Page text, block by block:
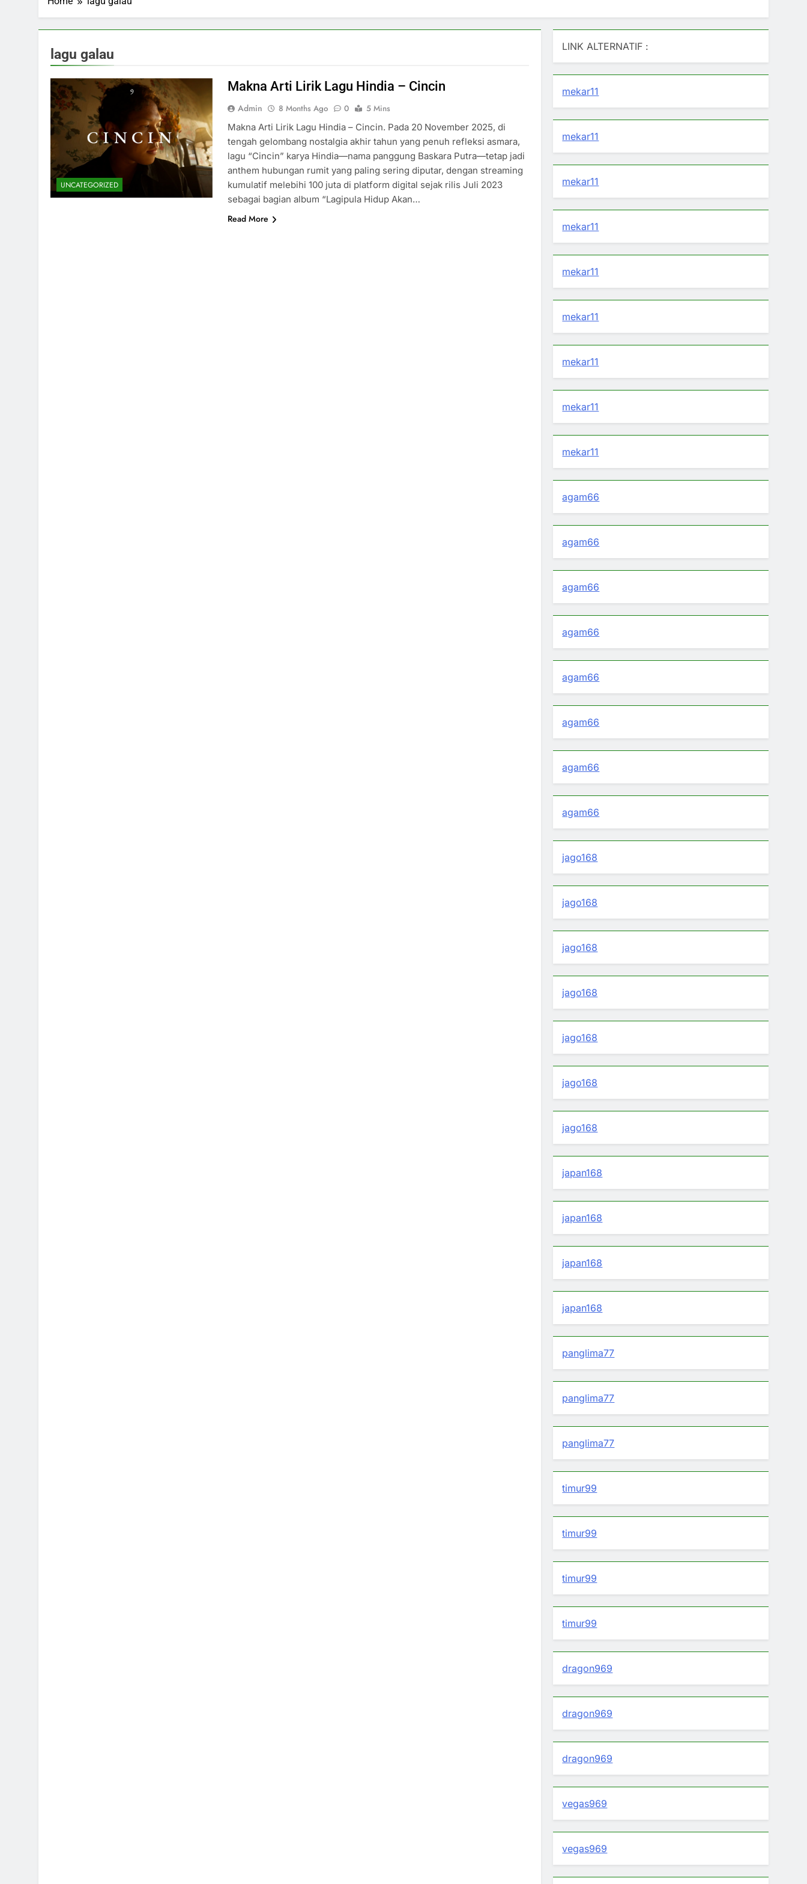
lagu galau
UNCATEGORIZED
Makna Arti Lirik Lagu Hindia – Cincin
Admin 8 Months Ago 0
5 Mins
Makna Arti Lirik Lagu Hindia – Cincin. Pada 20 November 2025, di
tengah gelombang nostalgia akhir tahun yang penuh refleksi asmara,
lagu “Cincin” karya Hindia—nama panggung Baskara Putra—tetap jadi
anthem hubungan rumit yang paling sering diputar, dengan streaming
kumulatif melebihi 100 juta di platform digital sejak rilis Juli 2023
sebagai bagian album “Lagipula Hidup Akan…
Read More
LINK ALTERNATIF :
mekar11
mekar11
mekar11
mekar11
mekar11
mekar11
mekar11
mekar11
mekar11
agam66
agam66
agam66
agam66
agam66
agam66
agam66
agam66
jago168
jago168
jago168
jago168
jago168
jago168
jago168
japan168
japan168
japan168
japan168
panglima77
panglima77
panglima77
timur99
timur99
timur99
timur99
dragon969
dragon969
dragon969
vegas969
vegas969